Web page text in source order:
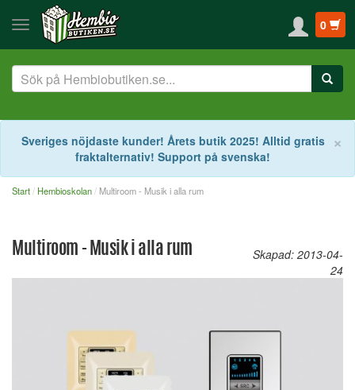
0
×
Sveriges nöjdaste kunder! Årets butik 2025! Alltid gratis
fraktalternativ! Support på svenska!
Start Hembioskolan Multiroom - Musik i alla rum
Multiroom - Musik i alla rum
Skapad: 2013-04-
24